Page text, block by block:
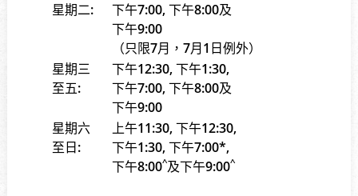
星期二:
下午7:00, 下午8:00及
下午9:00
（只限7月，7月1日例外）
星期三
至五:
下午12:30, 下午1:30,
下午7:00, 下午8:00及
下午9:00
星期六
至日:
上午11:30, 下午12:30,
下午1:30, 下午7:00*,
下午8:00^及下午9:00^